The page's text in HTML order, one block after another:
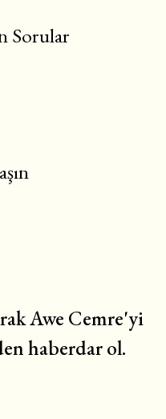
Sorular
Awe Cemre'yi
haberdar ol.